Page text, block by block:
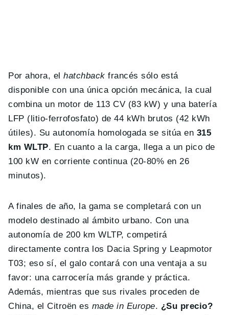
Por ahora, elhatchback francés sólo está
disponible con una única opción mecánica, la cual
combina un motor de 113 CV (83 kW) y una batería
LFP (litio-ferrofosfato) de 44 kWh brutos (42 kWh
útiles). Su autonomía homologada se sitúa en 315
km WLTP. En cuanto a la carga, llega a un pico de
100 kW en corriente continua (20-80% en 26
minutos).
A finales de año, la gama se completará con un
modelo destinado al ámbito urbano. Con una
autonomía de 200 km WLTP, competirá
directamente contra los Dacia Spring y Leapmotor
T03; eso sí, el galo contará con una ventaja a su
favor: una carrocería más grande y práctica.
Además, mientras que sus rivales proceden de
China, el Citroën es made in Europe. ¿Su precio?